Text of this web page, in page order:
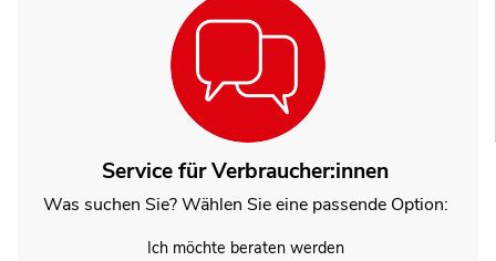
Service für Verbraucher:innen
Was suchen Sie? Wählen Sie eine passende Option:
Ich möchte beraten werden